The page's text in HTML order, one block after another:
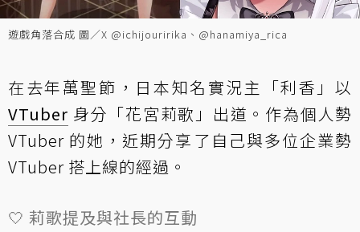
遊戲角落合成 圖／X @ichijouririka、@hanamiya_rica
在去年萬聖節，日本知名實況主「利香」以
VTuber 身分「花宮莉歌」出道。作為個人勢
VTuber 的她，近期分享了自己與多位企業勢
VTuber 搭上線的經過。
‎🤍 莉歌提及與社長的互動